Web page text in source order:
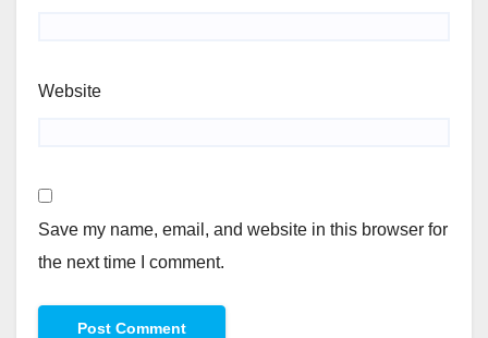
Website
Save my name, email, and website in this browser for
the next time I comment.